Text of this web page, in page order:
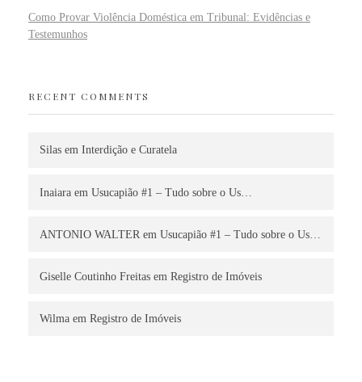
Como Provar Violência Doméstica em Tribunal: Evidências e
Testemunhos
RECENT COMMENTS
Silas em Interdição e Curatela
Inaiara em Usucapião #1 – Tudo sobre o Us…
ANTONIO WALTER em Usucapião #1 – Tudo sobre o Us…
Giselle Coutinho Freitas em Registro de Imóveis
Wilma em Registro de Imóveis